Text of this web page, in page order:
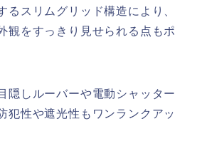
るスリムグリッド構造により、
観をすっきり見せられる点もポ
隠しルーバーや電動シャッター
犯性や遮光性もワンランクアッ